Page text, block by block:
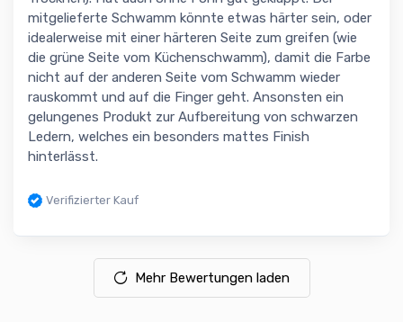
mitgelieferte Schwamm könnte etwas härter sein, oder
idealerweise mit einer härteren Seite zum greifen (wie
die grüne Seite vom Küchenschwamm), damit die Farbe
nicht auf der anderen Seite vom Schwamm wieder
rauskommt und auf die Finger geht. Ansonsten ein
gelungenes Produkt zur Aufbereitung von schwarzen
Ledern, welches ein besonders mattes Finish
hinterlässt.
Verifizierter Kauf
Mehr Bewertungen laden